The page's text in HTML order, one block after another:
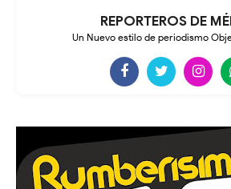
REPORTEROS DE
Un Nuevo estilo de periodismo